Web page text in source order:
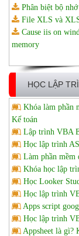
Phân biệt bộ
File XLS và
Cause iis on
memory
HỌC LẬP
Khóa làm phần
Kế toán
Lập trình VBA
Học lập trình
Làm phần
Khóa học lập
Học Looker
Học lập trình
Apps script
Học lập trình
Appsheet là gì?